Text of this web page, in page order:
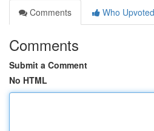
Comments
Who Upvoted
Comments
Submit a Comment
No HTML